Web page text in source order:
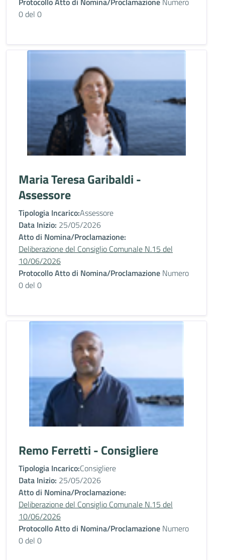
0 del 0
Maria Teresa Garibaldi -
Assessore
Tipologia Incarico:Assessore
Data Inizio: 25/05/2026
Atto di Nomina/Proclamazione:
Deliberazione del Consiglio Comunale N.15 del
10/06/2026
Protocollo Atto di Nomina/Proclamazione Numero
0 del 0
Remo Ferretti - Consigliere
Tipologia Incarico:Consigliere
Data Inizio: 25/05/2026
Atto di Nomina/Proclamazione:
Deliberazione del Consiglio Comunale N.15 del
10/06/2026
Protocollo Atto di Nomina/Proclamazione Numero
0 del 0